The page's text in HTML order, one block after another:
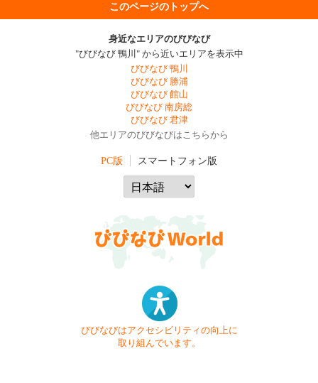
このページのトップへ
身近なエリアのびびなび
"びびなび 鴨川" から近いエリアを表示中
びびなび 鴨川
びびなび 勝浦
びびなび 館山
びびなび 南房総
びびなび 君津
他エリアのびびなびはこちらから
PC版 スマートフォン版
びびなびはアクセシビリティの向上に
取り組んでいます。